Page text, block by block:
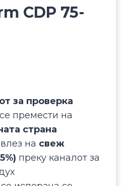
CDP 75-
за проверка
премести на
страна
на свеж
преку каналот за